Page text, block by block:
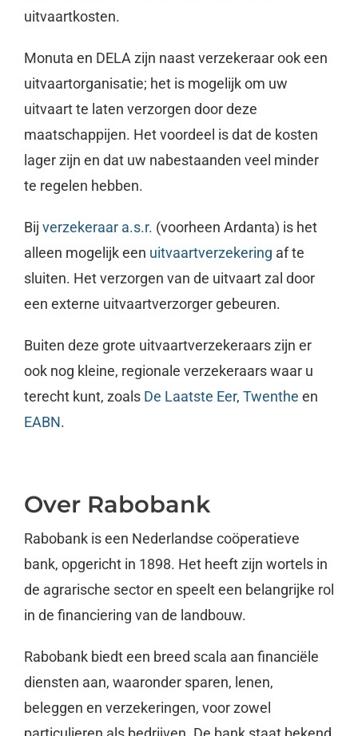
uitvaartkosten.
Monuta en DELA zijn naast verzekeraar ook een
uitvaartorganisatie; het is mogelijk om uw
uitvaart te laten verzorgen door deze
maatschappijen. Het voordeel is dat de kosten
lager zijn en dat uw nabestaanden veel minder
te regelen hebben.
Bij verzekeraar a.s.r. (voorheen Ardanta) is het
alleen mogelijk een uitvaartverzekering af te
sluiten. Het verzorgen van de uitvaart zal door
een externe uitvaartverzorger gebeuren.
Buiten deze grote uitvaartverzekeraars zijn er
ook nog kleine, regionale verzekeraars waar u
terecht kunt, zoals De Laatste Eer, Twenthe en
EABN.
Over Rabobank
Rabobank is een Nederlandse coöperatieve
bank, opgericht in 1898. Het heeft zijn wortels in
de agrarische sector en speelt een belangrijke rol
in de financiering van de landbouw.
Rabobank biedt een breed scala aan financiële
diensten aan, waaronder sparen, lenen,
beleggen en verzekeringen, voor zowel